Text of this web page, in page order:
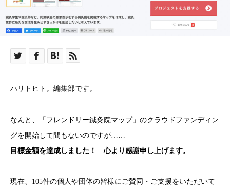
ハリトヒト。編集部です。
なんと、「フレンドリー鍼灸院マップ」のクラウドファンディン
グを開始して間もないのですが……
目標金額を達成しました！ 心より感謝申し上げます。
現在、105件の個人や団体の皆様にご賛同・ご支援をいただいて